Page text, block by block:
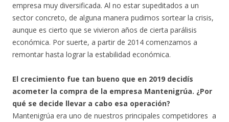
empresa muy diversificada. Al no estar supeditados a un
sector concreto, de alguna manera pudimos sortear la crisis,
aunque es cierto que se vivieron años de cierta parálisis
económica. Por suerte, a partir de 2014 comenzamos a
remontar hasta lograr la estabilidad económica.
El crecimiento fue tan bueno que en 2019 decidís
acometer la compra de la empresa Mantenigrúa. ¿Por
qué se decide llevar a cabo esa operación?
Mantenigrúa era uno de nuestros principales competidores a